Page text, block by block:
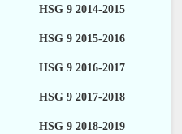
HSG 9 2014-2015
HSG 9 2015-2016
HSG 9 2016-2017
HSG 9 2017-2018
HSG 9 2018-2019